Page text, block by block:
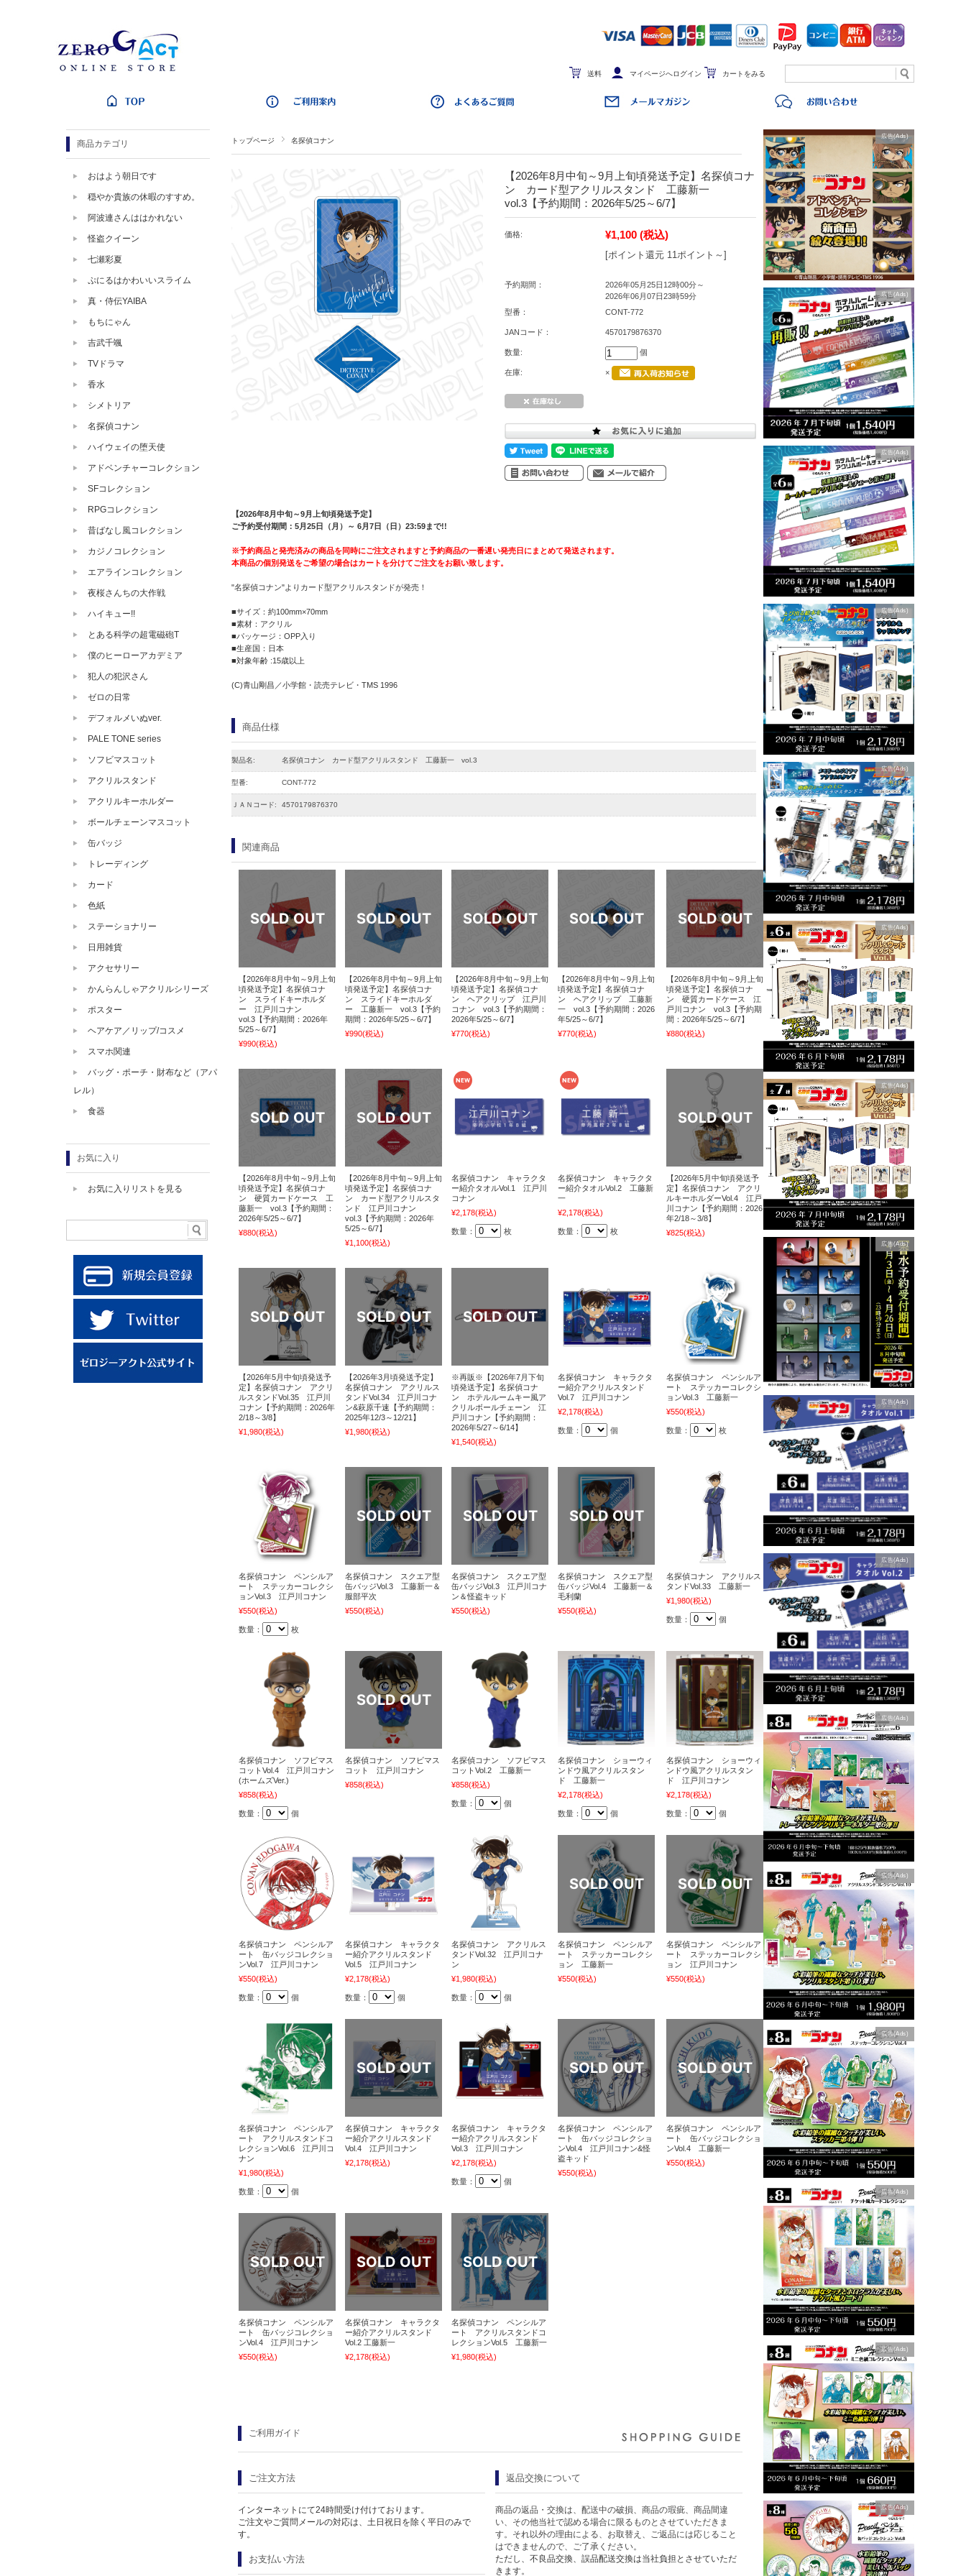
送料 マイページへログイン カートをみる
広告(Ads)
広告(Ads)
広告(Ads)
広告(Ads)
広告(Ads)
広告(Ads)
広告(Ads)
広告(Ads)
広告(Ads)
広告(Ads)
広告(Ads)
広告(Ads)
広告(Ads)
広告(Ads)
広告(Ads)
広告(Ads)
トップページ 名探偵コナン
【2026年8月中旬～9月上旬頃発送予定】名探偵コナ
ン カード型アクリルスタンド 工藤新一
vol.3【予約期間：2026年5/25～6/7】
価格: ¥1,100 (税込)
[ポイント還元 11ポイント～]
予約期間：
2026年05月25日12時00分～
2026年06月07日23時59分
型番：
CONT-772
JANコード： 4570179876370
数量: 個
在庫: ×
【2026年8月中旬～9月上旬頃発送予定】
ご予約受付期間：5月25日（月）～ 6月7日（日）23:59まで!!
※予約商品と発売済みの商品を同時にご注文されますと予約商品の一番遅い発売日にまとめて発送されます。
本商品の個別発送をご希望の場合はカートを分けてご注文をお願い致します。
"名探偵コナン"よりカード型アクリルスタンドが発売！
■サイズ：約100mm×70mm
■素材：アクリル
■パッケージ：OPP入り
■生産国：日本
■対象年齢 :15歳以上
(C)青山剛昌／小学館・読売テレビ・TMS 1996
商品仕様
製品名: 名探偵コナン カード型アクリルスタンド 工藤新一 vol.3
型番: CONT-772
ＪＡＮコード: 4570179876370
関連商品
【2026年8月中旬～9月上旬
頃発送予定】名探偵コナ
ン スライドキーホルダ
ー 江戸川コナン
vol.3【予約期間：2026年
5/25～6/7】
¥990(税込)
【2026年8月中旬～9月上旬
頃発送予定】名探偵コナ
ン スライドキーホルダ
ー 工藤新一 vol.3【予約
期間：2026年5/25～6/7】
¥990(税込)
【2026年8月中旬～9月上旬
頃発送予定】名探偵コナ
ン ヘアクリップ 江戸川
コナン vol.3【予約期間：
2026年5/25～6/7】
¥770(税込)
【2026年8月中旬～9月上旬
頃発送予定】名探偵コナ
ン ヘアクリップ 工藤新
一 vol.3【予約期間：2026
年5/25～6/7】
¥770(税込)
【2026年8月中旬～9月上旬
頃発送予定】名探偵コナ
ン 硬質カードケース 江
戸川コナン vol.3【予約期
間：2026年5/25～6/7】
¥880(税込)
【2026年8月中旬～9月上旬
頃発送予定】名探偵コナ
ン 硬質カードケース 工
藤新一 vol.3【予約期間：
2026年5/25～6/7】
¥880(税込)
【2026年8月中旬～9月上旬
頃発送予定】名探偵コナ
ン カード型アクリルスタ
ンド 江戸川コナン
vol.3【予約期間：2026年
5/25～6/7】
¥1,100(税込)
名探偵コナン キャラクタ
ー紹介タオルVol.1 江戸川
コナン
¥2,178(税込)
数量： 枚
名探偵コナン キャラクタ
ー紹介タオルVol.2 工藤新
一
¥2,178(税込)
数量： 枚
【2026年5月中旬頃発送予
定】名探偵コナン アクリ
ルキーホルダーVol.4 江戸
川コナン【予約期間：2026
年2/18～3/8】
¥825(税込)
【2026年5月中旬頃発送予
定】名探偵コナン アクリ
ルスタンドVol.35 江戸川
コナン【予約期間：2026年
2/18～3/8】
¥1,980(税込)
【2026年3月頃発送予定】
名探偵コナン アクリルス
タンドVol.34 江戸川コナ
ン&萩原千速【予約期間：
2025年12/3～12/21】
¥1,980(税込)
※再販※【2026年7月下旬
頃発送予定】名探偵コナ
ン ホテルルームキー風ア
クリルボールチェーン 江
戸川コナン【予約期間：
2026年5/27～6/14】
¥1,540(税込)
名探偵コナン キャラクタ
ー紹介アクリルスタンド
Vol.7 江戸川コナン
¥2,178(税込)
数量： 個
名探偵コナン ペンシルア
ート ステッカーコレクシ
ョンVol.3 工藤新一
¥550(税込)
数量： 枚
名探偵コナン ペンシルア
ート ステッカーコレクシ
ョンVol.3 江戸川コナン
¥550(税込)
数量： 枚
名探偵コナン スクエア型
缶バッジVol.3 工藤新一＆
服部平次
¥550(税込)
名探偵コナン スクエア型
缶バッジVol.3 江戸川コナ
ン＆怪盗キッド
¥550(税込)
名探偵コナン スクエア型
缶バッジVol.4 工藤新一＆
毛利蘭
¥550(税込)
名探偵コナン アクリルス
タンドVol.33 工藤新一
¥1,980(税込)
数量： 個
名探偵コナン ソフビマス
コットVol.4 江戸川コナン
(ホームズVer.)
¥858(税込)
数量： 個
名探偵コナン ソフビマス
コット 江戸川コナン
¥858(税込)
名探偵コナン ソフビマス
コットVol.2 工藤新一
¥858(税込)
数量： 個
名探偵コナン ショーウィ
ンドウ風アクリルスタン
ド 工藤新一
¥2,178(税込)
数量： 個
名探偵コナン ショーウィ
ンドウ風アクリルスタン
ド 江戸川コナン
¥2,178(税込)
数量： 個
名探偵コナン ペンシルア
ート 缶バッジコレクショ
ンVol.7 江戸川コナン
¥550(税込)
数量： 個
名探偵コナン キャラクタ
ー紹介アクリルスタンド
Vol.5 江戸川コナン
¥2,178(税込)
数量： 個
名探偵コナン アクリルス
タンドVol.32 江戸川コナ
ン
¥1,980(税込)
数量： 個
名探偵コナン ペンシルア
ート ステッカーコレクシ
ョン 工藤新一
¥550(税込)
名探偵コナン ペンシルア
ート ステッカーコレクシ
ョン 江戸川コナン
¥550(税込)
名探偵コナン ペンシルア
ート アクリルスタンドコ
レクションVol.6 江戸川コ
ナン
¥1,980(税込)
数量： 個
名探偵コナン キャラクタ
ー紹介アクリルスタンド
Vol.4 江戸川コナン
¥2,178(税込)
名探偵コナン キャラクタ
ー紹介アクリルスタンド
Vol.3 江戸川コナン
¥2,178(税込)
数量： 個
名探偵コナン ペンシルア
ート 缶バッジコレクショ
ンVol.4 江戸川コナン&怪
盗キッド
¥550(税込)
名探偵コナン ペンシルア
ート 缶バッジコレクショ
ンVol.4 工藤新一
¥550(税込)
名探偵コナン ペンシルア
ート 缶バッジコレクショ
ンVol.4 江戸川コナン
¥550(税込)
名探偵コナン キャラクタ
ー紹介アクリルスタンド
Vol.2 工藤新一
¥2,178(税込)
名探偵コナン ペンシルア
ート アクリルスタンドコ
レクションVol.5 工藤新一
¥1,980(税込)
ご利用ガイド
ご注文方法
インターネットにて24時間受け付けております。
ご注文やご質問メールの対応は、土日祝日を除く平日のみで
す。
お支払い方法
返品交換について
商品の返品・交換は、配送中の破損、商品の瑕疵、商品間違
い、その他当社で認める場合に限るものとさせていただきま
す。それ以外の理由による、お取替え、ご返品には応じること
はできませんので、ご了承ください。
ただし、不良品交換、誤品配送交換は当社負担とさせていただ
きます。
商品カテゴリ
おはよう朝日です
穏やか貴族の休暇のすすめ。
阿波連さんははかれない
怪盗クイーン
七瀬彩夏
ぷにるはかわいいスライム
真・侍伝YAIBA
もちにゃん
吉武千颯
TVドラマ
香水
シメトリア
名探偵コナン
ハイウェイの堕天使
アドベンチャーコレクション
SFコレクション
RPGコレクション
昔ばなし風コレクション
カジノコレクション
エアラインコレクション
夜桜さんちの大作戦
ハイキュー!!
とある科学の超電磁砲T
僕のヒーローアカデミア
犯人の犯沢さん
ゼロの日常
デフォルメいぬver.
PALE TONE series
ソフビマスコット
アクリルスタンド
アクリルキーホルダー
ボールチェーンマスコット
缶バッジ
トレーディング
カード
色紙
ステーショナリー
日用雑貨
アクセサリー
かんらんしゃアクリルシリーズ
ポスター
ヘアケア／リップ/コスメ
スマホ関連
バッグ・ポーチ・財布など（アパ
レル）
食器
お気に入り
お気に入りリストを見る